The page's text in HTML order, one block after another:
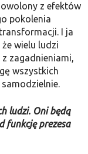
z efektów
pokolenia
I ja
wielu ludzi
zagadnieniami,
wszystkich
samodzielnie.
ludzi. Oni będą
funkcję prezesa